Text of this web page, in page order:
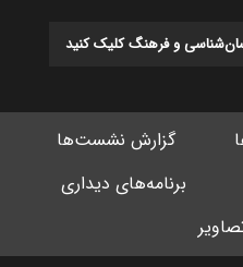
و فرهنگ کلیک کنید
گزارش نشست‌ها
برنامه‌های دیداری